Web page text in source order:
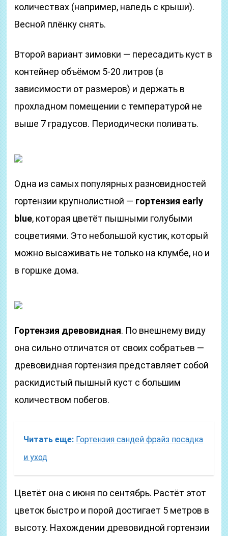
количествах (например, наледь с крыши).
Весной плёнку снять.
Второй вариант зимовки — пересадить куст в
контейнер объёмом 5-20 литров (в
зависимости от размеров) и держать в
прохладном помещении с температурой не
выше 7 градусов. Периодически поливать.
Одна из самых популярных разновидностей
гортензии крупнолистной — гортензия early
blue, которая цветёт пышными голубыми
соцветиями. Это небольшой кустик, который
можно высаживать не только на клумбе, но и
в горшке дома.
Гортензия древовидная. По внешнему виду
она сильно отличатся от своих собратьев —
древовидная гортензия представляет собой
раскидистый пышный куст с большим
количеством побегов.
Читать еще: Гортензия сандей фрайз посадка
и уход
Цветёт она с июня по сентябрь. Растёт этот
цветок быстро и порой достигает 5 метров в
высоту. Нахождении древовидной гортензии